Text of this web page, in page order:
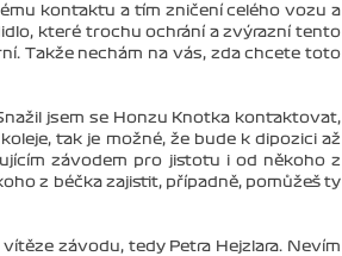
kontaktu a tím zničení celého vozu a
které trochu ochrání a zvýrazní tento
Takže nechám na vás, zda chcete toto
jsem se Honzu Knotka kontaktovat,
tak je možné, že bude k dipozici až
závodem pro jistotu i od někoho z
z béčka zajistit, případně, pomůžeš ty
závodu, tedy Petra Hejzlara. Nevím